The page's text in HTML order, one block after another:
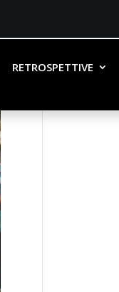
RETROSPETTIVE